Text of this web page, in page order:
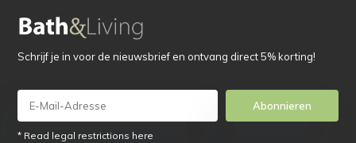
Schrijf je in voor de nieuwsbrief en ontvang direct 5% korting!
Abonnieren
* Read legal restrictions here